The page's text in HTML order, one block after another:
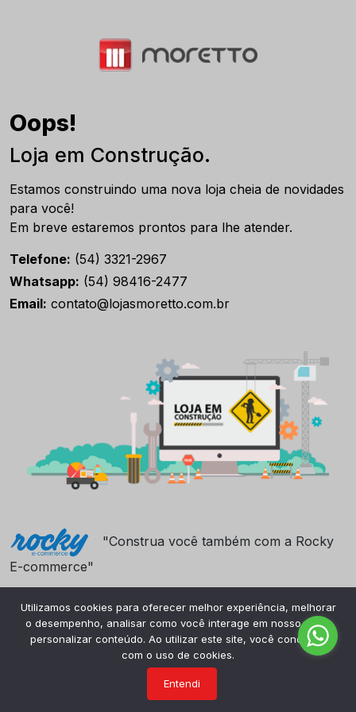
Oops!
Loja em Construção.
Estamos construindo uma nova loja cheia de novidades
para você!
Em breve estaremos prontos para lhe atender.
Telefone: (54) 3321-2967
Whatsapp: (54) 98416-2477
Email: contato@lojasmoretto.com.br
"Construa você também com a Rocky
E-commerce"
Utilizamos cookies para oferecer melhor experiência, melhorar
o desempenho, analisar como você interage em nosso site e
personalizar conteúdo. Ao utilizar este site, você concorda
com o uso de cookies.
Entendi